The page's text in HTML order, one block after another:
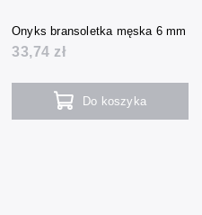
Onyks bransoletka męska 6 mm
33,74 zł
Do koszyka